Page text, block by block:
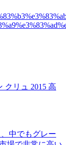
クリュ 2015 高
中でもグレー